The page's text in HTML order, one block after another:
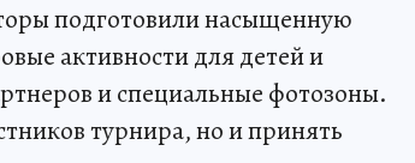
подготовили насыщенную
активности для детей и
и специальные фотозоны.
турнира, но и принять